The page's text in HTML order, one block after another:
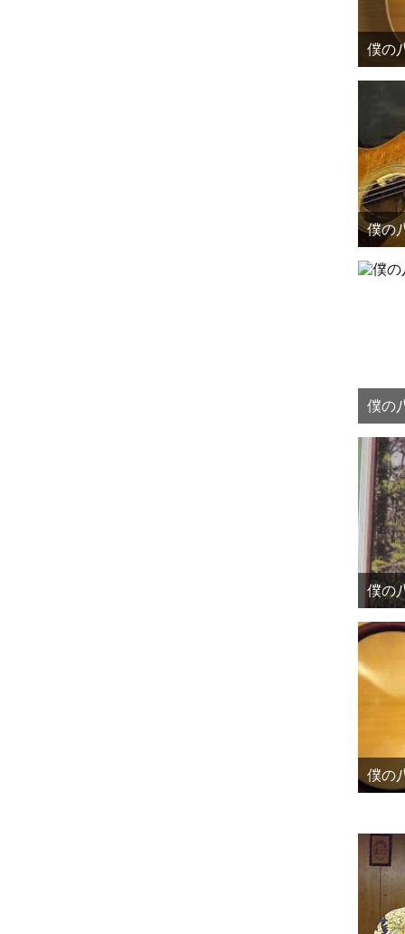
僕の
僕の
僕の
僕の
僕の